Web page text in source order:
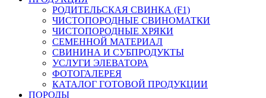
РОДИТЕЛЬСКАЯ СВИНКА (F1)
ЧИСТОПОРОДНЫЕ СВИНОМАТКИ
ЧИСТОПОРОДНЫЕ ХРЯКИ
СЕМЕННОЙ МАТЕРИАЛ
СВИНИНА И СУБПРОДУКТЫ
УСЛУГИ ЭЛЕВАТОРА
ФОТОГАЛЕРЕЯ
КАТАЛОГ ГОТОВОЙ ПРОДУКЦИИ
ПОРОДЫ